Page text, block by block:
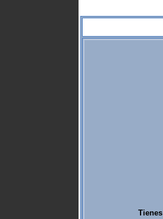
Tienes